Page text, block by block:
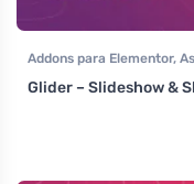
Addons para Elementor,
Glider – Slideshow &